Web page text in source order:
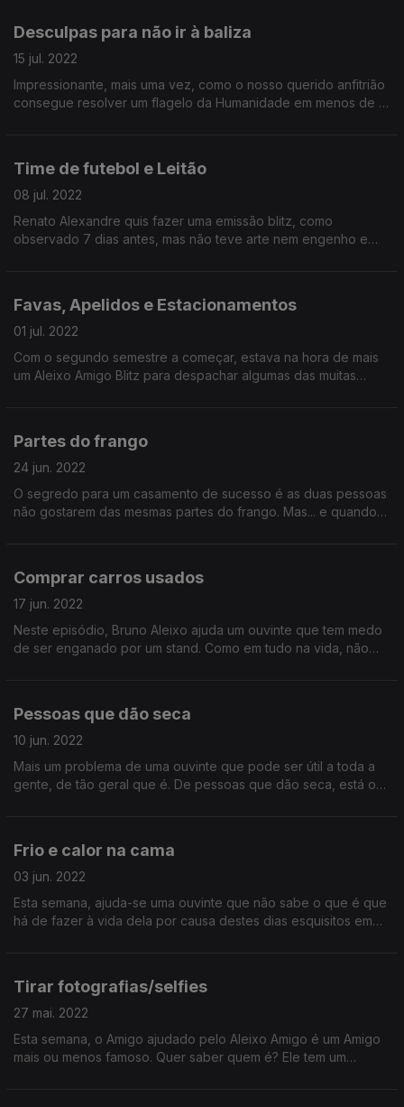
Desculpas para não ir à baliza
15 jul. 2022
Impressionante, mais uma vez, como o nosso querido anfitrião
consegue resolver um flagelo da Humanidade em menos de 5
Time de futebol e Leitão
08 jul. 2022
Renato Alexandre quis fazer uma emissão blitz, como
observado 7 dias antes, mas não teve arte nem engenho e
Favas, Apelidos e Estacionamentos
01 jul. 2022
Com o segundo semestre a começar, estava na hora de mais
um Aleixo Amigo Blitz para despachar algumas das muitas
Partes do frango
24 jun. 2022
O segredo para um casamento de sucesso é as duas pessoas
não gostarem das mesmas partes do frango. Mas... e quando
Comprar carros usados
17 jun. 2022
Neste episódio, Bruno Aleixo ajuda um ouvinte que tem medo
de ser enganado por um stand. Como em tudo na vida, não
Pessoas que dão seca
10 jun. 2022
Mais um problema de uma ouvinte que pode ser útil a toda a
gente, de tão geral que é. De pessoas que dão seca, está o
Frio e calor na cama
03 jun. 2022
Esta semana, ajuda-se uma ouvinte que não sabe o que é que
há de fazer à vida dela por causa destes dias esquisitos em
Tirar fotografias/selfies
27 mai. 2022
Esta semana, o Amigo ajudado pelo Aleixo Amigo é um Amigo
mais ou menos famoso. Quer saber quem é? Ele tem um